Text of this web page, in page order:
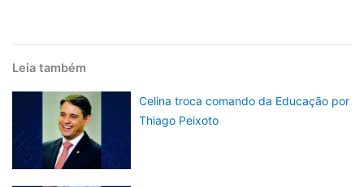
Leia também
Celina troca comando da Educação por
Thiago Peixoto